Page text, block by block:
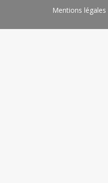
Mentions légales